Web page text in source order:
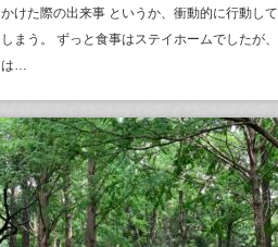
かけた際の出来事 というか、衝動的に行動して
しまう。 ずっと食事はステイホームでしたが、
は…